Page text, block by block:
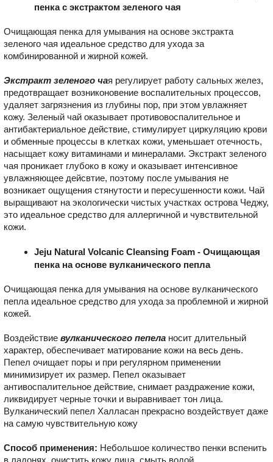
пенка с экстрактом зеленого чая
Очищающая пенка для умывания на основе экстракта
зеленого чая идеальное средство для ухода за
комбинированной и жирной кожей.
Экстракт зеленого чая регулирует работу сальных желез,
предотвращает возниконовение воспалительных процессов,
удаляет загрязнения из глубины пор, при этом увлажняет
кожу. Зеленый чай оказывает противовоспалительное и
антибактериальное действие, стимулирует циркуляцию крови
и обменные процессы в клетках кожи, уменьшает отечность,
насыщает кожу витаминами и минералами. Экстракт зеленого
чая проникает глубоко в кожу и оказывает интенсивное
увлажняющее дейсвтие, поэтому после умывания не
возникает ощущения стянутости и пересушенности кожи. Чай
выращивают на экологически чистых участках острова Чеджу,
это идеальное средство для аллергичной и чувствительной
кожи.
Jeju Natural Volcanic Cleansing Foam - Очищающая
пенка на основе вулканического пепла
Очищающая пенка для умывания на основе вулканического
пепла идеальное средство для ухода за проблемной и жирной
кожей.
Воздействие вулканического пепела носит длительный
характер, обеспечивает матирование кожи на весь день.
Пепел очищает поры и при регулярном применении
минимизирует их размер. Пепел оказывает
антивоспалительное действие, снимает раздражение кожи,
ликвидирует черные точки и выравнивает тон лица.
Вулканический пепел Халласан прекрасно воздействует даже
на самую чувствительную кожу
Способ применения: Небольшое количество пенки вспенить
в ладонях, очистить кожу лица, смыть водой.